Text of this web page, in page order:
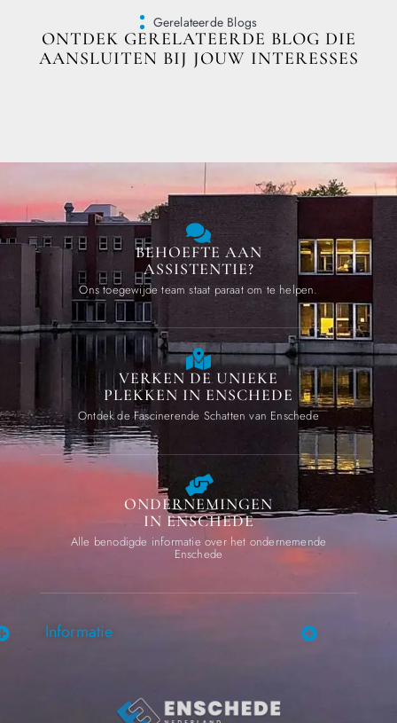
Gerelateerde Blogs
ONTDEK GERELATEERDE BLOG DIE
AANSLUITEN BIJ JOUW INTERESSES
BEHOEFTE AAN
ASSISTENTIE?
Ons toegewijde team staat paraat om te helpen.
VERKEN DE UNIEKE
PLEKKEN IN ENSCHEDE
Ontdek de Fascinerende Schatten van Enschede
ONDERNEMINGEN
IN ENSCHEDE
Alle benodigde informatie over het ondernemende
Enschede
Informatie